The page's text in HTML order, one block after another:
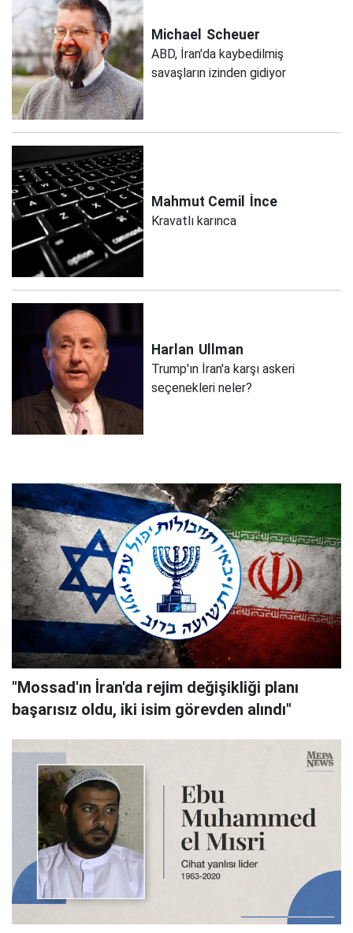
Michael Scheuer
ABD, İran'da kaybedilmiş
savaşların izinden gidiyor
Mahmut Cemil İnce
Kravatlı karınca
Harlan Ullman
Trump'ın İran'a karşı askeri
seçenekleri neler?
"Mossad'ın İran'da rejim değişikliği planı
başarısız oldu, iki isim görevden alındı"